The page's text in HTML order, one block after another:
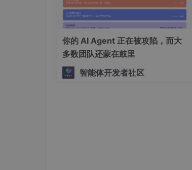
你的 AI Agent 正在被攻陷，而大
多数团队还蒙在鼓里
智能体开发者社区